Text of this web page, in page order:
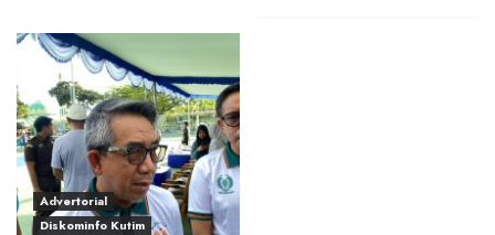
Advertorial
Diskominfo Kutim